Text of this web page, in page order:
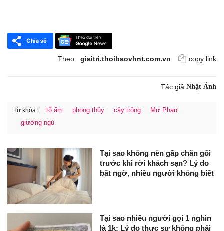
Theo: giaitri.thoibaovhnt.com.vn copy link
Tác giả:Nhật Ánh
Từ khóa: tổ ấm phong thủy cây trồng
Mơ Phan
giường ngủ
Tại sao không nên gấp chăn gối
trước khi rời khách sạn? Lý do
bất ngờ, nhiều người không biết
Tại sao nhiều người gọi 1 nghìn
là 1k: Lý do thực sự không phải